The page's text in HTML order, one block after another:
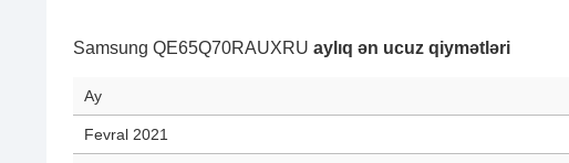
Samsung QE65Q70RAUXRU aylıq ən ucuz qiymətləri
Ay
Fevral 2021